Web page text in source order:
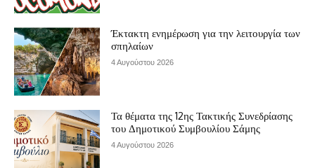
Έκτακτη ενημέρωση για την λειτουργία των
σπηλαίων
4 Αυγούστου 2026
Τα θέματα της 12ης Τακτικής Συνεδρίασης
του Δημοτικού Συμβουλίου Σάμης
4 Αυγούστου 2026